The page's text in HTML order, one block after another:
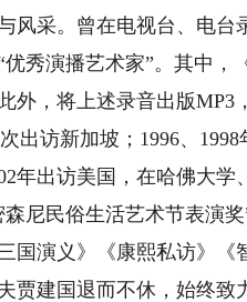
风采。曾在电视台、电台
秀演播艺术家”。其中，
外，将上述录音出版MP3
出访新加坡；1996、
年出访美国，在哈佛大学
尼民俗生活艺术节表演
演义》《康熙私访》《
建国退而不休，始终致